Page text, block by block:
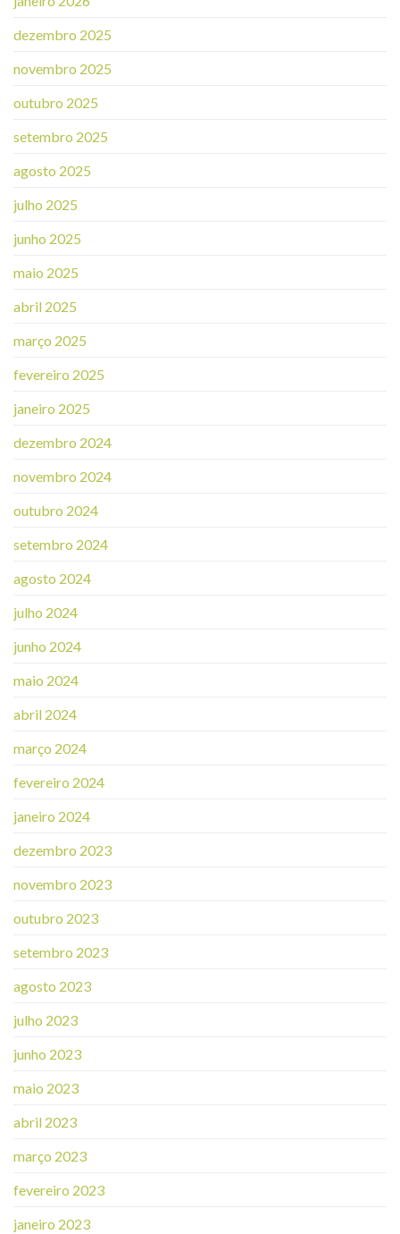
dezembro 2025
novembro 2025
outubro 2025
setembro 2025
agosto 2025
julho 2025
junho 2025
maio 2025
abril 2025
março 2025
fevereiro 2025
janeiro 2025
dezembro 2024
novembro 2024
outubro 2024
setembro 2024
agosto 2024
julho 2024
junho 2024
maio 2024
abril 2024
março 2024
fevereiro 2024
janeiro 2024
dezembro 2023
novembro 2023
outubro 2023
setembro 2023
agosto 2023
julho 2023
junho 2023
maio 2023
abril 2023
março 2023
fevereiro 2023
janeiro 2023